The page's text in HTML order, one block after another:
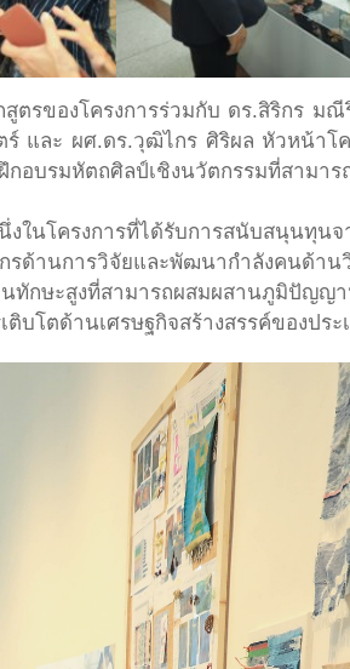
ตรของโครงการร่วมกับ ดร.สิริกร ม
และ ผศ.ดร.วุฒิไกร ศิริผล หัวหน้าโ
อบรมหัตถศิลป์เชิงนวัตกรรมที่สามา
ในโครงการที่ได้รับการสนับสนุนทุน
ด้านการวิจัยและพัฒนากำลังคนด้า
ษะสูงที่สามารถผสมผสานภูมิปัญญา
บโตด้านเศรษฐกิจสร้างสรรค์ของประ